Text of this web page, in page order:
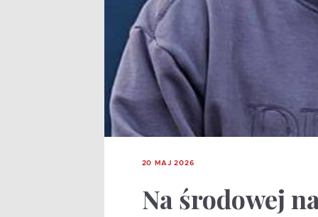
20 MAJ 2026
Na środowej